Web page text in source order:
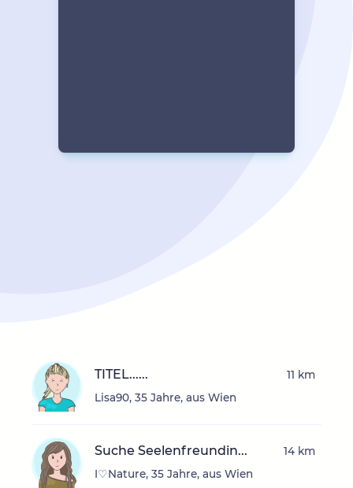
TITEL......
Lisa90, 35 Jahre, aus Wien
11 km
Suche Seelenfreundin...
I♡Nature, 35 Jahre, aus Wien
14 km